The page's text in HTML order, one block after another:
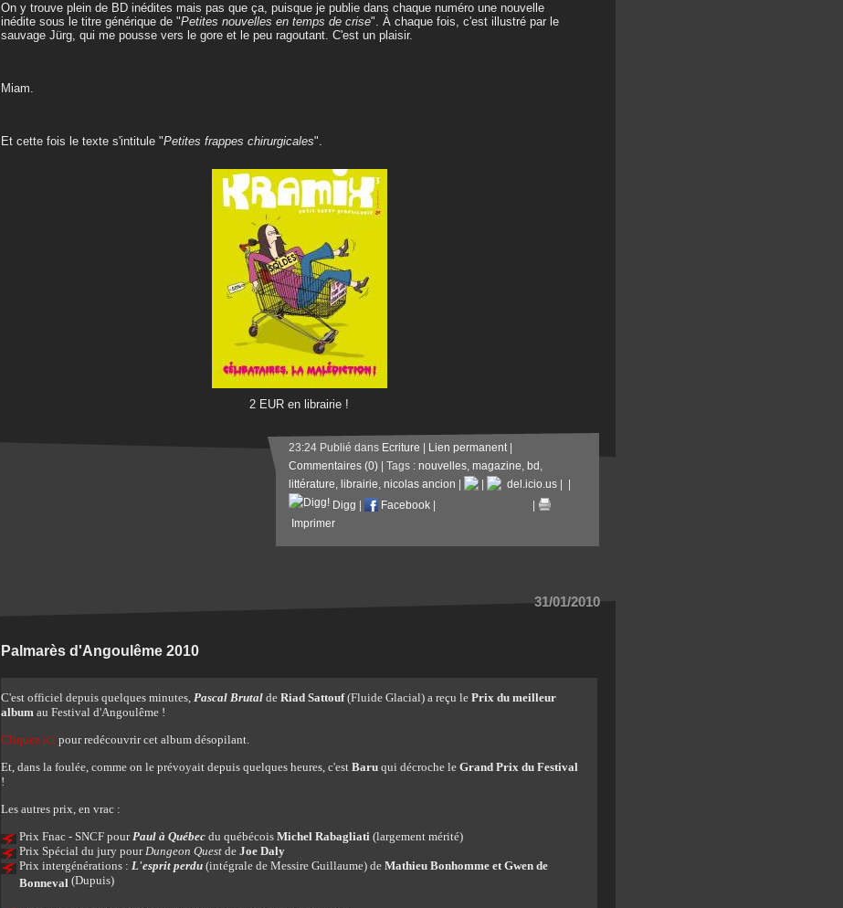
On y trouve plein de BD inédites mais pas que ça, puisque je publie dans chaque numéro une nouvelle
inédite sous le titre générique de "Petites nouvelles en temps de crise". À chaque fois, c'est illustré par le
sauvage Jürg, qui me pousse vers le gore et le peu ragoutant. C'est un plaisir.
Miam.
Et cette fois le texte s'intitule "Petites frappes chirurgicales".
2 EUR en librairie !
23:24 Publié dans Ecriture | Lien permanent|
Commentaires (0) | Tags : nouvelles, magazine, bd,
littérature, librairie, nicolas ancion | | del.icio.us | |
Digg | Facebook |
|
Imprimer
31/01/2010
Palmarès d'Angoulême 2010
C'est officiel depuis quelques minutes, Pascal Brutal de Riad Sattouf(Fluide Glacial) a reçu le Prix du meilleur
album au Festival d'Angoulême !
Cliquez ici pour redécouvrir cet album désopilant.
Et, dans la foulée, comme on le prévoyait depuis quelques heures, c'est Baru qui décroche le Grand Prix du Festival
!
Les autres prix, en vrac :
Prix Fnac - SNCF pour Paul à Québec du québécois Michel Rabagliati (largement mérité)
Prix Spécial du jury pour Dungeon Quest de Joe Daly
Prix intergénérations : L'esprit perdu (intégrale de Messire Guillaume) de Mathieu Bonhomme et Gwen de
Bonneval (Dupuis)